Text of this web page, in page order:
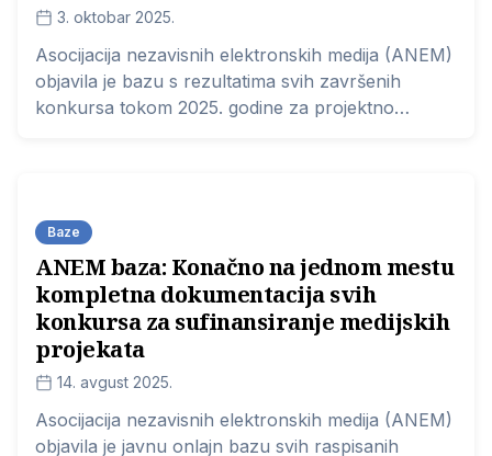
3. oktobar 2025.
Asocijacija nezavisnih elektronskih medija (ANEM)
objavila je bazu s rezultatima svih završenih
konkursa tokom 2025. godine za projektno
Baze
ANEM baza: Konačno na jednom mestu
kompletna dokumentacija svih
konkursa za sufinansiranje medijskih
projekata
14. avgust 2025.
Asocijacija nezavisnih elektronskih medija (ANEM)
objavila je javnu onlajn bazu svih raspisanih